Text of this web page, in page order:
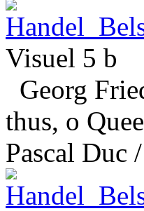
Visuel 5 b
Georg
thus, o
Pascal Duc